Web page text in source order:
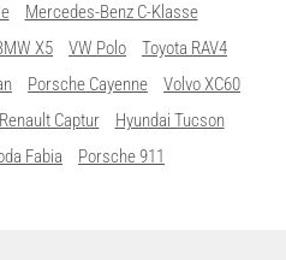
Mercedes-Benz C-Klasse
X5 VW Polo
Toyota RAV4
Porsche Cayenne
Volvo XC60
Renault Captur
Hyundai Tucson
Fabia Porsche 911